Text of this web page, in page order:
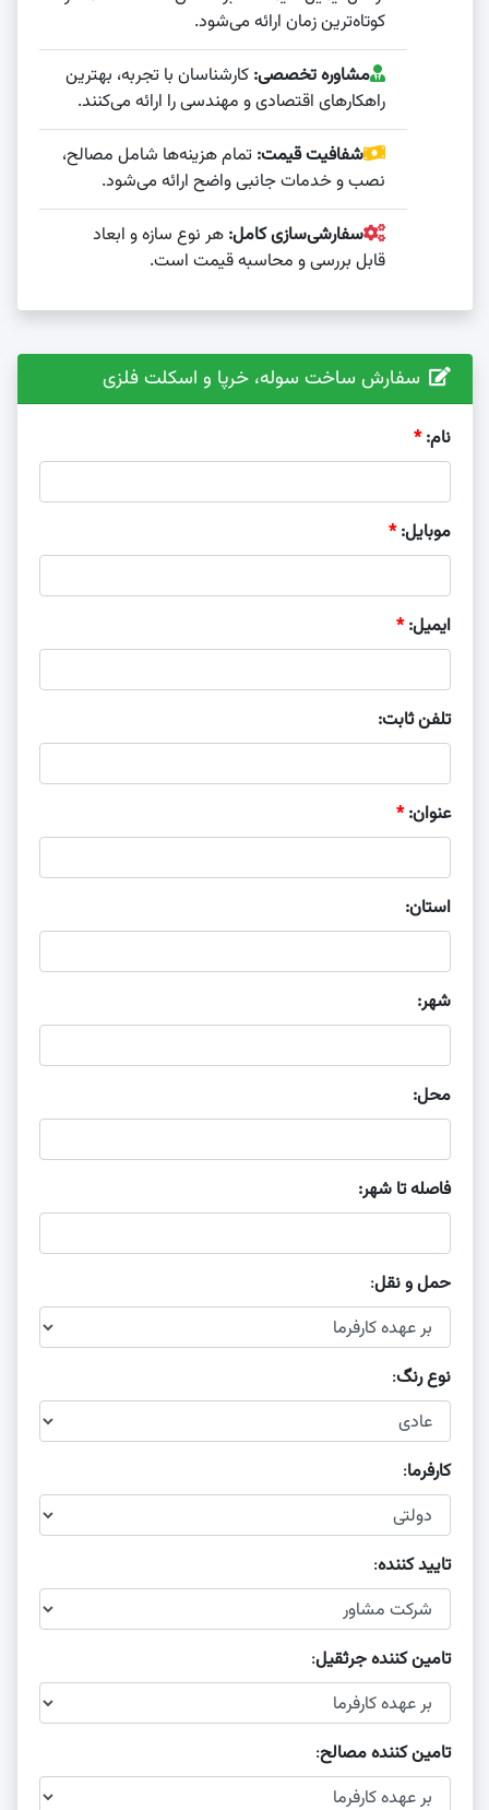
کوتاه‌ترین زمان ارائه می‌شود.
مشاوره تخصصی: کارشناسان با تجربه، بهترین
راهکارهای اقتصادی و مهندسی را ارائه می‌کنند.
شفافیت قیمت: تمام هزینه‌ها شامل مصالح،
نصب و خدمات جانبی واضح ارائه می‌شود.
سفارشی‌سازی کامل: هر نوع سازه و ابعاد
قابل بررسی و محاسبه قیمت است.
سفارش ساخت سوله، خرپا و اسکلت فلزی
نام:
موبایل:
ایمیل:
تلفن ثابت:
عنوان:
استان:
شهر:
محل:
فاصله تا شهر:
حمل و نقل:
نوع رنگ:
کارفرما:
تایید کننده:
تامین کننده جرثقیل:
تامین کننده مصالح: